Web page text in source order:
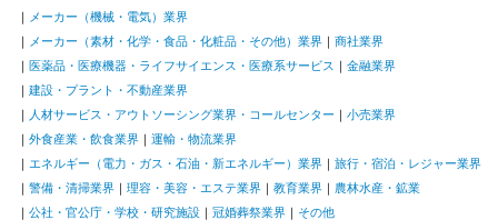
メーカー（機械・電気）業界
メーカー（素材・化学・食品・化粧品・その他）業界
商社業界
医薬品・医療機器・ライフサイエンス・医療系サービス
金融業界
建設・プラント・不動産業界
人材サービス・アウトソーシング業界・コールセンター
小売業界
外食産業・飲食業界
運輸・物流業界
エネルギー（電力・ガス・石油・新エネルギー）業界
旅行・宿泊・レジャー業界
警備・清掃業界
理容・美容・エステ業界 教育業界
農林水産・鉱業
公社・官公庁・学校・研究施設
冠婚葬祭業界 その他